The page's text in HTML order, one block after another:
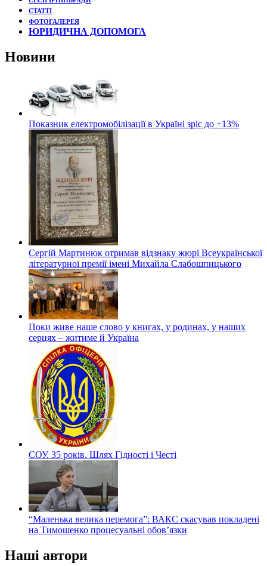
СТАТТІ
ФОТОГАЛЕРЕЯ
ЮРИДИЧНА ДОПОМОГА
Новини
Показник електромобілізації в Україні зріс до +13%
Сергій Мартинюк отримав відзнаку жюрі Всеукраїнської
літературної премії імені Михайла Слабошпицького
Поки живе наше слово у книгах, у родинах, у наших
серцях – житиме й Україна
СОУ. 35 років. Шлях Гідності і Честі
“Маленька велика перемога”: ВАКС скасував покладені
на Тимошенко процесуальні обов’язки
Наші автори